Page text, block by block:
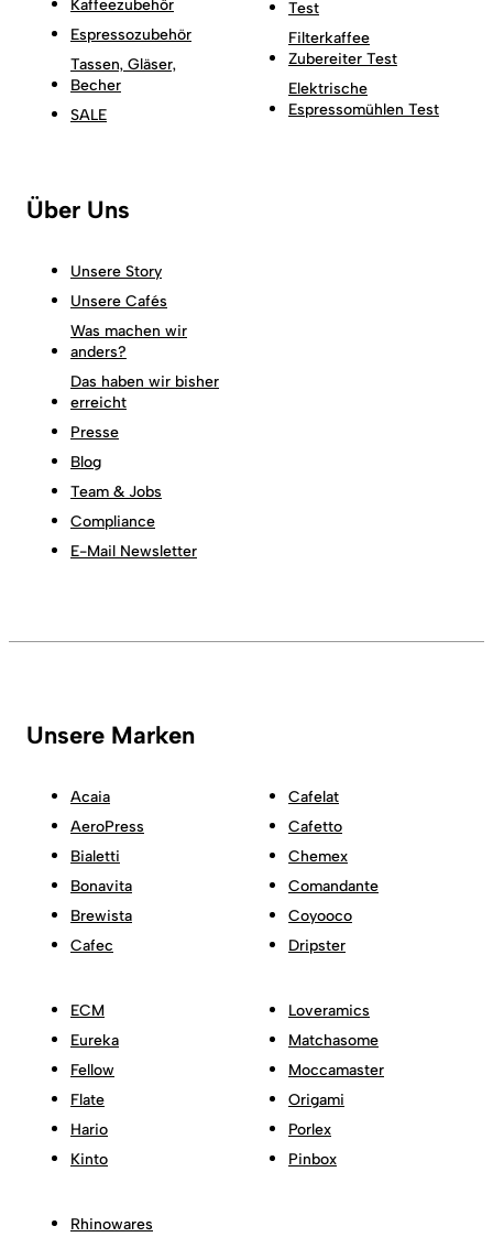
Kaffeezubehör
Espressozubehör
Tassen, Gläser,
Becher
SALE
Test
Filterkaffee
Zubereiter Test
Elektrische
Espressomühlen Test
Über Uns
Unsere Story
Unsere Cafés
Was machen wir
anders?
Das haben wir bisher
erreicht
Presse
Blog
Team & Jobs
Compliance
E-Mail Newsletter
Unsere Marken
Acaia
AeroPress
Bialetti
Bonavita
Brewista
Cafec
Cafelat
Cafetto
Chemex
Comandante
Coyooco
Dripster
ECM
Eureka
Fellow
Flate
Hario
Kinto
Loveramics
Matchasome
Moccamaster
Origami
Porlex
Pinbox
Rhinowares